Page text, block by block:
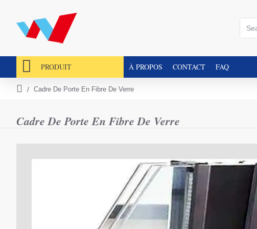
PRODUIT À PROPOS CONTACT FAQ
Cadre De Porte En Fibre De Verre
e
Cadre De Porte En Fibre De Verre